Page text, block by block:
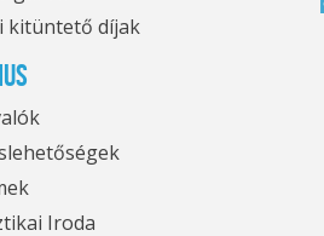
kitüntető díjak
Iroda